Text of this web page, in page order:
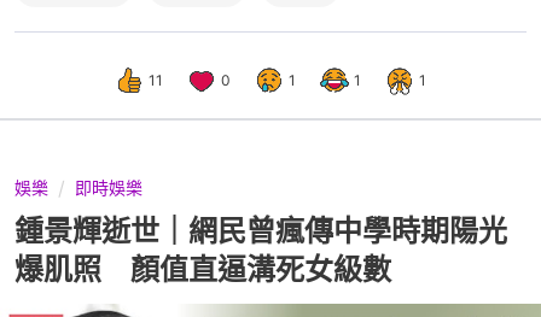
11 0 1 1 1
娛樂 即時娛樂
鍾景輝逝世｜網民曾瘋傳中學時期陽光
爆肌照 顏值直逼溝死女級數